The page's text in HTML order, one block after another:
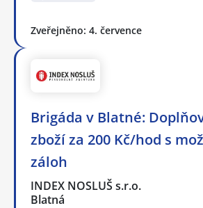
Zveřejněno: 4. července
Brigáda v Blatné:
zboží za 200 Kč/hod s
záloh
INDEX NOSLUŠ s.r.o.
Blatná